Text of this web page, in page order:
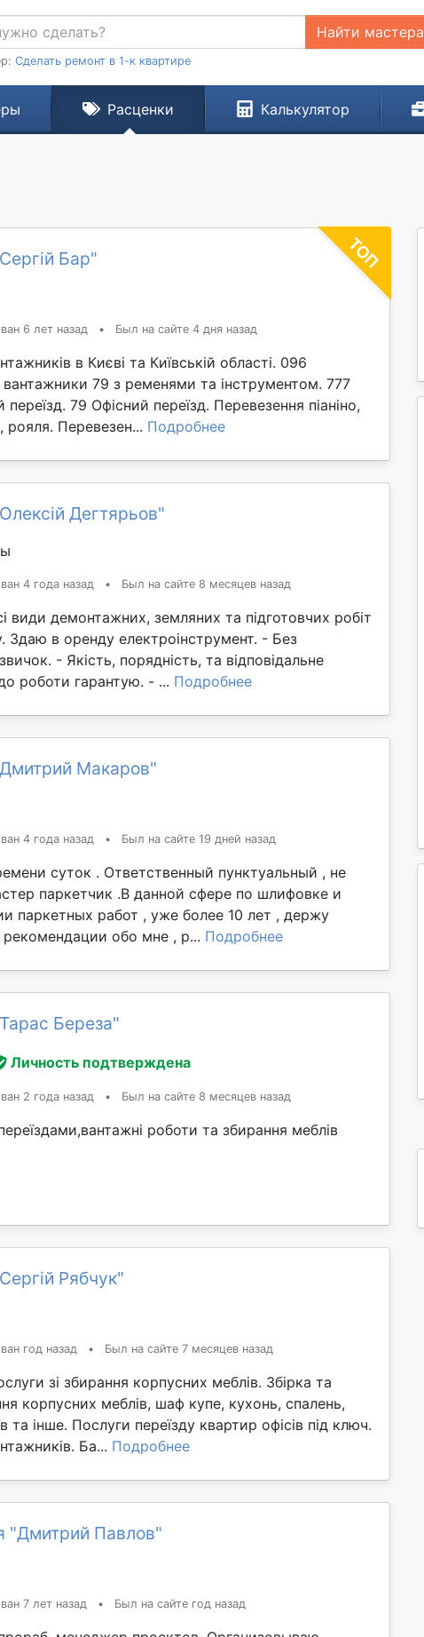
Найти мастера
Сделать ремонт в 1-к квартире
Расценки Калькулятор
Бар"
6 лет назад • Был на сайте 4 дня назад
в Києві та Київській області. 096
вантажники 79 з ременями та інструментом. 777
79 Офісний переїзд. Перевезення піаніно,
рояля. Перевезен... Подробнее
Дегтярьов"
4 года назад • Был на сайте 8 месяцев назад
види демонтажних, земляних та підготовчих робіт
Здаю в оренду електроінструмент. - Без
- Якість, порядність, та відповідальне
роботи гарантую. - ... Подробнее
Макаров"
4 года назад • Был на сайте 19 дней назад
суток . Ответственный пунктуальный , не
паркетчик .В данной сфере по шлифовке и
паркетных работ , уже более 10 лет , держу
рекомендации обо мне , р... Подробнее
Береза"
Личность подтверждена
2 года назад • Был на сайте 8 месяцев назад
роботи та збирання меблів
Рябчук"
год назад • Был на сайте 7 месяцев назад
зі збирання корпусних меблів. Збірка та
корпусних меблів, шаф купе, кухонь, спалень,
та інше. Послуги переїзду квартир офісів під ключ.
Ба... Подробнее
"Дмитрий Павлов"
7 лет назад • Был на сайте год назад